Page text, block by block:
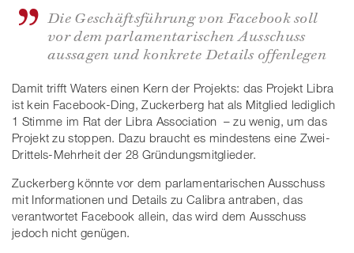
Die Geschäftsführung von Facebook soll
vor dem parlamentarischen Ausschuss
aussagen und konkrete Details offenlegen
Damit trifft Waters einen Kern der Projekts: das Projekt Libra
ist kein Facebook-Ding, Zuckerberg hat als Mitglied lediglich
1 Stimme im Rat der Libra Association – zu wenig, um das
Projekt zu stoppen. Dazu braucht es mindestens eine Zwei-
Drittels-Mehrheit der 28 Gründungsmitglieder.
Zuckerberg könnte vor dem parlamentarischen Ausschuss
mit Informationen und Details zu Calibra antraben, das
verantwortet Facebook allein, das wird dem Ausschuss
jedoch nicht genügen.